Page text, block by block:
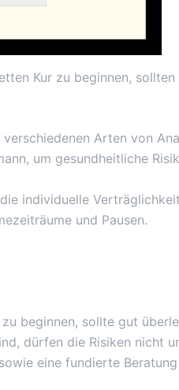
Kur zu beginnen, sollten
Arten von
um gesundheitliche
individuelle
und Pausen.
beginnen, sollte gut
dürfen die Risiken nicht
eine fundierte